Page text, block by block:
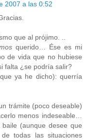
2007 a las 0:52
que al prójimo. ..
querido… Ése es mi
de vida que no hubiese
¿se podría salir?
ya he dicho): querría
trámite (poco deseable)
menos indeseable…
(aunque desee que
todas las situaciones